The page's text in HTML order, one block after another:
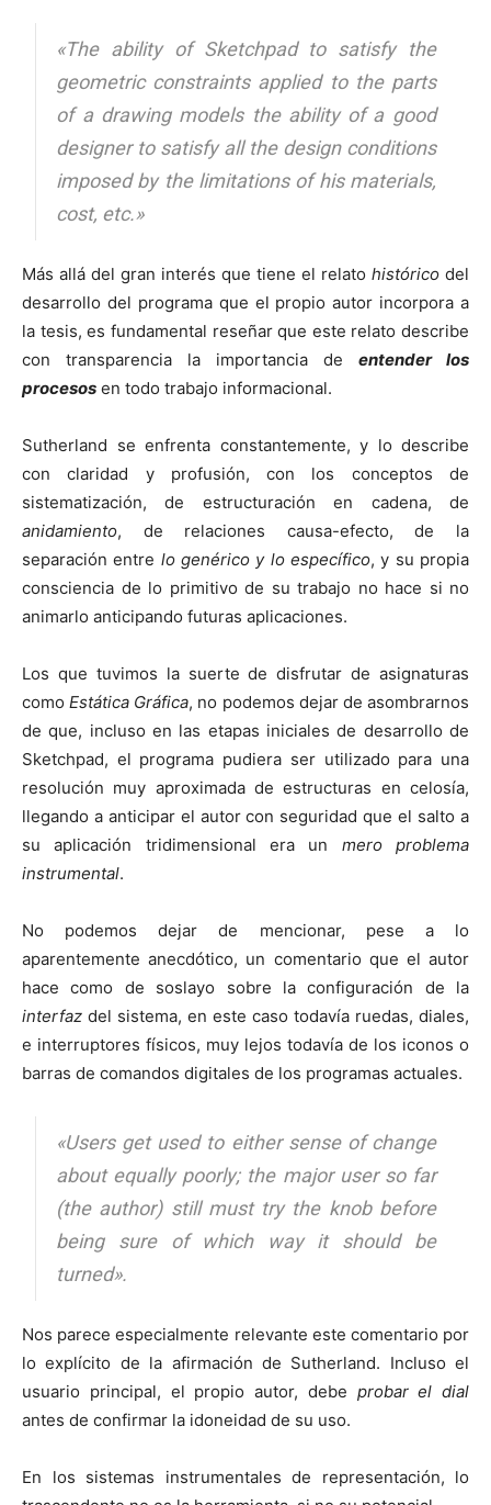
«The ability of Sketchpad to satisfy the
geometric constraints applied to the parts
of a drawing models the ability of a good
designer to satisfy all the design conditions
imposed by the limitations of his materials,
cost, etc.»
Más allá del gran interés que tiene el relato histórico del
desarrollo del programa que el propio autor incorpora a
la tesis, es fundamental reseñar que este relato describe
con transparencia la importancia de entender los
procesos en todo trabajo informacional.
Sutherland se enfrenta constantemente, y lo describe
con claridad y profusión, con los conceptos de
sistematización, de estructuración en cadena, de
anidamiento, de relaciones causa-efecto, de la
separación entre lo genérico y lo específico, y su propia
consciencia de lo primitivo de su trabajo no hace si no
animarlo anticipando futuras aplicaciones.
Los que tuvimos la suerte de disfrutar de asignaturas
comoEstática Gráfica, no podemos dejar de asombrarnos
de que, incluso en las etapas iniciales de desarrollo de
Sketchpad, el programa pudiera ser utilizado para una
resolución muy aproximada de estructuras en celosía,
llegando a anticipar el autor con seguridad que el salto a
su aplicación tridimensional era un mero problema
instrumental.
No podemos dejar de mencionar, pese a lo
aparentemente anecdótico, un comentario que el autor
hace como de soslayo sobre la configuración de la
interfaz del sistema, en este caso todavía ruedas, diales,
e interruptores físicos, muy lejos todavía de los iconos o
barras de comandos digitales de los programas actuales.
«Users get used to either sense of change
about equally poorly; the major user so far
(the author) still must try the knob before
being sure of which way it should be
turned».
Nos parece especialmente relevante este comentario por
lo explícito de la afirmación de Sutherland. Incluso el
usuario principal, el propio autor, debe probar el dial
antes de confirmar la idoneidad de su uso.
En los sistemas instrumentales de representación, lo